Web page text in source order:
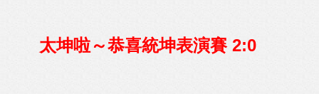
太坤啦～恭喜統坤表演賽 2:0